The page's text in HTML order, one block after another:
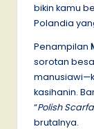
bikin kamu
Polandia
Penampilan
sorotan
kasihanin.
“Polish
brutalnya.